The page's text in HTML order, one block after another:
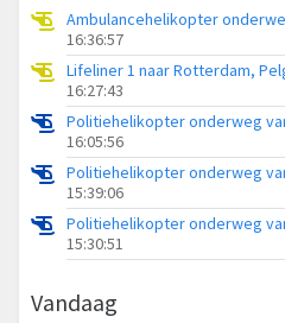
16:36:57
Lifeliner 1 naar Rotterdam,
16:27:43
16:05:56
15:39:06
15:30:51
Vandaag